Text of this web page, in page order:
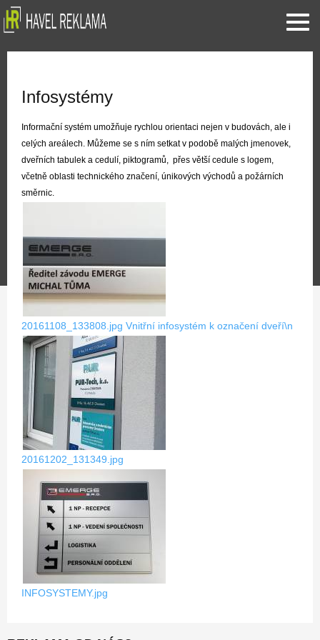
Infosystémy
Informační systém umožňuje rychlou orientaci nejen v budovách, ale i
celých areálech. Můžeme se s ním setkat v podobě malých jmenovek,
dveřních tabulek a cedulí, piktogramů, přes větší cedule s logem,
včetně oblasti technického značení, únikových východů a požárních
směrnic.
20161108_133808.jpg Vnitřní infosystém k označení dveří\n
20161202_131349.jpg
INFOSYSTEMY.jpg